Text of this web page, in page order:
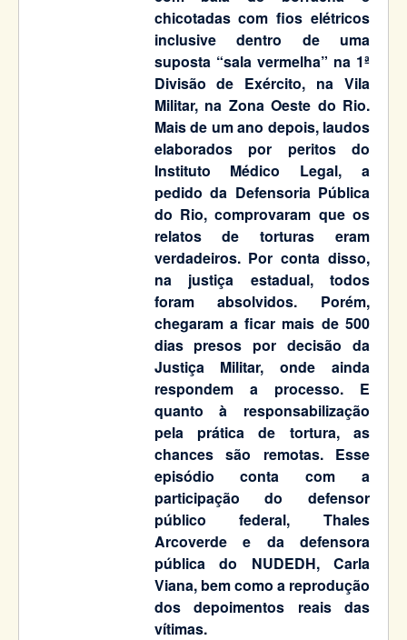
chicotadas com fios elétricos
inclusive dentro de uma
suposta “sala vermelha” na 1ª
Divisão de Exército, na Vila
Militar, na Zona Oeste do Rio.
Mais de um ano depois, laudos
elaborados por peritos do
Instituto Médico Legal, a
pedido da Defensoria Pública
do Rio, comprovaram que os
relatos de torturas eram
verdadeiros. Por conta disso,
na justiça estadual, todos
foram absolvidos. Porém,
chegaram a ficar mais de 500
dias presos por decisão da
Justiça Militar, onde ainda
respondem a processo. E
quanto à responsabilização
pela prática de tortura, as
chances são remotas. Esse
episódio conta com a
participação do defensor
público federal, Thales
Arcoverde e da defensora
pública do NUDEDH, Carla
Viana, bem como a reprodução
dos depoimentos reais das
vítimas.